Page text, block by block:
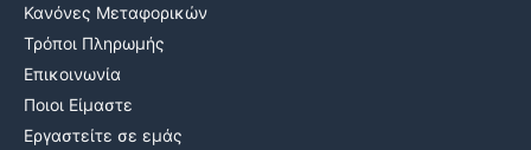
Κανόνες Μεταφορικών
Τρόποι Πληρωμής
Επικοινωνία
Ποιοι Είμαστε
Εργαστείτε σε εμάς